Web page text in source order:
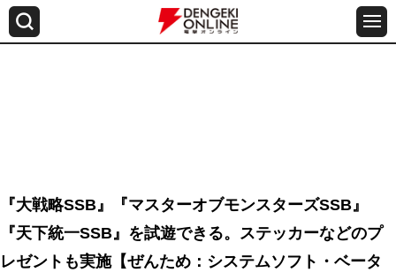
『大戦略SSB』『マスターオブモンスターズSSB』
『天下統一SSB』を試遊できる。ステッカーなどのプ
レゼントも実施【ぜんため：システムソフト・ベータ